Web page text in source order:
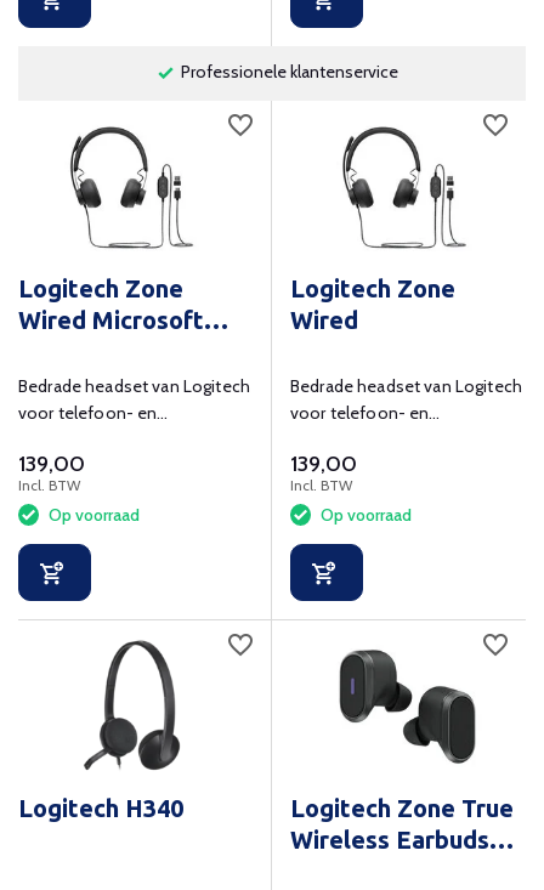
Professionele klantenservice
Logitech Zone
Wired Microsoft
Bedrade headset van Logitech
voor telefoon- en
gecertificeerd voor Microsoft
Teams.
139,00
Incl. BTW
Op voorraad
Logitech Zone
Wired
Bedrade headset van Logitech
voor telefoon- en
139,00
Incl. BTW
Op voorraad
Logitech H340
Logitech Zone True
Wireless Earbuds